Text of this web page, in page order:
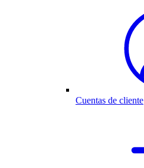
Cuentas de cliente